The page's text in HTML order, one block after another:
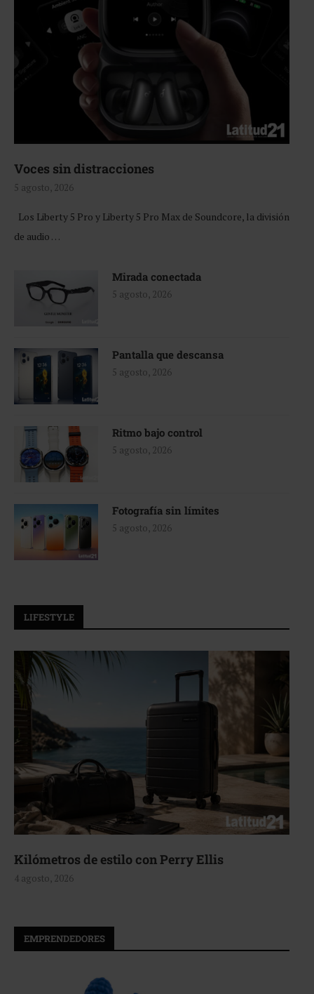
Voces sin distracciones
5 agosto, 2026
Los Liberty 5 Pro y Liberty 5 Pro Max de Soundcore, la división
de audio …
Mirada conectada
5 agosto, 2026
Pantalla que descansa
5 agosto, 2026
Ritmo bajo control
5 agosto, 2026
Fotografía sin límites
5 agosto, 2026
LIFESTYLE
Aerie, texturas que fluyen
4 agosto, 2026
EMPRENDEDORES